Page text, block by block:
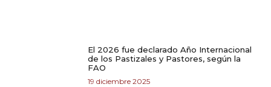
El 2026 fue declarado Año Internacional
de los Pastizales y Pastores, según la
FAO
19 diciembre 2025